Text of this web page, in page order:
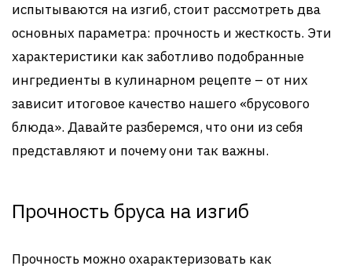
испытываются на изгиб, стоит рассмотреть два
основных параметра: прочность и жесткость. Эти
характеристики как заботливо подобранные
ингредиенты в кулинарном рецепте – от них
зависит итоговое качество нашего «брусового
блюда». Давайте разберемся, что они из себя
представляют и почему они так важны.
Прочность бруса на изгиб
Прочность можно охарактеризовать как